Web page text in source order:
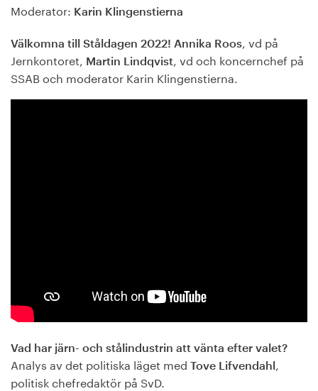
Moderator: Karin Klingenstierna
Välkomna till Ståldagen 2022! Annika Roos, vd på
Jernkontoret, Martin Lindqvist, vd och koncernchef på
SSAB och moderator Karin Klingenstierna.
Vad har järn- och stålindustrin att vänta efter valet?
Analys av det politiska läget med Tove Lifvendahl ,
politisk chefredaktör på SvD.